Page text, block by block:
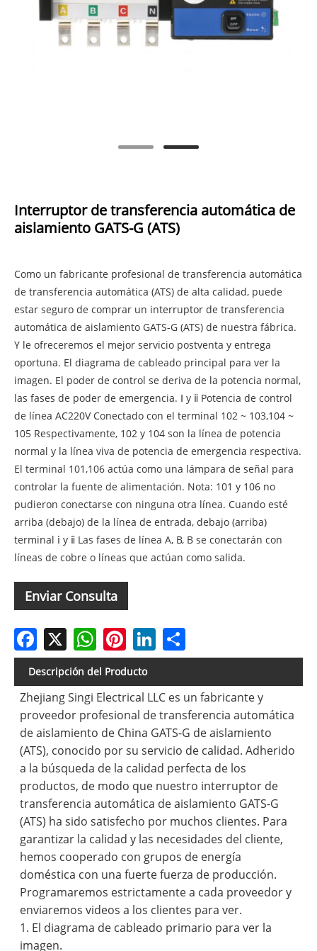
Interruptor de transferencia automática de
aislamiento GATS-G (ATS)
Como un fabricante profesional de transferencia automática
de transferencia automática (ATS) de alta calidad, puede
estar seguro de comprar un interruptor de transferencia
automática de aislamiento GATS-G (ATS) de nuestra fábrica.
Y le ofreceremos el mejor servicio postventa y entrega
oportuna. El diagrama de cableado principal para ver la
imagen. El poder de control se deriva de la potencia normal,
las fases de poder de emergencia. Ⅰ y ⅱ Potencia de control
de línea AC220V Conectado con el terminal 102 ~ 103,104 ~
105 Respectivamente, 102 y 104 son la línea de potencia
normal y la línea viva de potencia de emergencia respectiva.
El terminal 101,106 actúa como una lámpara de señal para
controlar la fuente de alimentación. Nota: 101 y 106 no
pudieron conectarse con ninguna otra línea. Cuando esté
arriba (debajo) de la línea de entrada, debajo (arriba)
terminal ⅰ y ⅱ Las fases de línea A, B, B se conectarán con
líneas de cobre o líneas que actúan como salida.
Enviar Consulta
Facebook WhatsAppPinterestLinkedIn
Descripción del Producto
Zhejiang Singi Electrical LLC es un fabricante y
proveedor profesional de transferencia automática
de aislamiento de China GATS-G de aislamiento
(ATS), conocido por su servicio de calidad. Adherido
a la búsqueda de la calidad perfecta de los
productos, de modo que nuestro interruptor de
transferencia automática de aislamiento GATS-G
(ATS) ha sido satisfecho por muchos clientes. Para
garantizar la calidad y las necesidades del cliente,
hemos cooperado con grupos de energía
doméstica con una fuerte fuerza de producción.
Programaremos estrictamente a cada proveedor y
enviaremos videos a los clientes para ver.
1. El diagrama de cableado primario para ver la
imagen.